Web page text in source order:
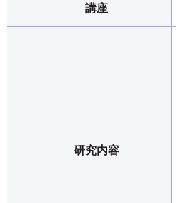
講座
研究内容